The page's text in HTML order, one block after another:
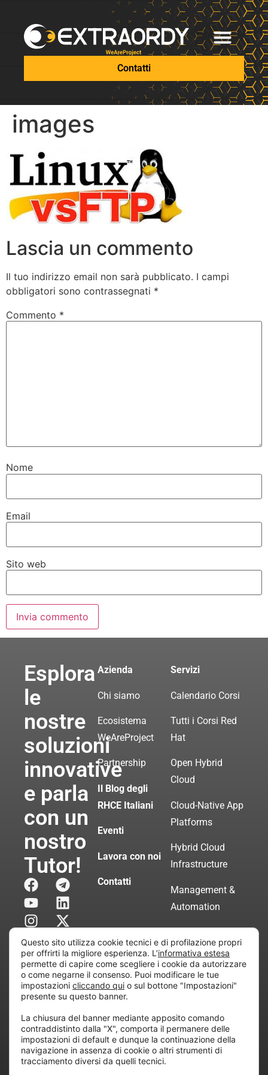
Contatti
images
Lascia un commento
Il tuo indirizzo email non sarà pubblicato. I campi
obbligatori sono contrassegnati *
Commento *
Nome
Email
Sito web
Esplora
le
nostre
soluzioni
innovative
e parla
con un
nostro
Tutor!
Azienda
Chi siamo
Ecosistema
WeAreProject
Partnership
Il Blog degli
RHCE Italiani
Eventi
Lavora con noi
Contatti
Servizi
Calendario Corsi
Tutti i Corsi Red
Hat
Open Hybrid
Cloud
Cloud-Native App
Platforms
Hybrid Cloud
Infrastructure
Management &
Automation
Servizi di
Consulenza
Certificata
all’attività di direzione e coordinamento di “Project
Informatica”
REA: MI – 194005, P. IVA / CF 07165600961 – All
rights reserved.
Questo sito utilizza cookie tecnici e di profilazione propri
per offrirti la migliore esperienza. L’informativa estesa
permette di capire come scegliere i cookie da autorizzare
o come negarne il consenso. Puoi modificare le tue
impostazioni cliccando qui o sul bottone "Impostazioni"
presente su questo banner.
La chiusura del banner mediante apposito comando
contraddistinto dalla "X", comporta il permanere delle
impostazioni di default e dunque la continuazione della
navigazione in assenza di cookie o altri strumenti di
tracciamento diversi da quelli tecnici.